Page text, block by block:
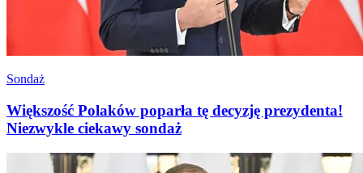
Sondaż
Większość Polaków poparła tę decyzję prezydenta!
Niezwykle ciekawy sondaż